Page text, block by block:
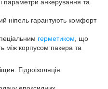
параметри анкерування та
ніпель гарантують комфорт
герметиком , що
між корпусом пакера та
Гідроізоляція